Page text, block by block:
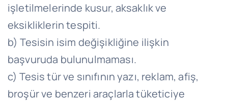
işletilmelerinde kusur, aksaklık ve
eksikliklerin tespiti.
b) Tesisin isim değişikliğine ilişkin
başvuruda bulunulmaması.
c) Tesis tür ve sınıfının yazı, reklam, afiş,
broşür ve benzeri araçlarla tüketiciye